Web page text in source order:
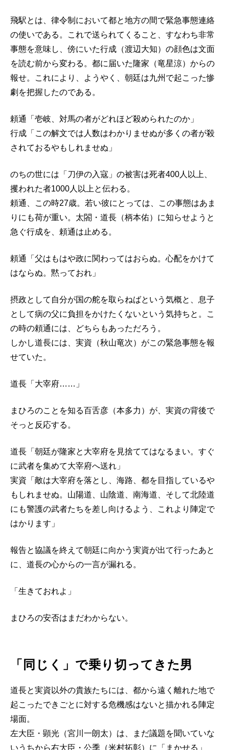
飛駅とは、律令制において都と地方の間で緊急事態連絡
の使いである。これで送られてくること、すなわち非常
事態を意味し、傍にいた行成（渡辺大知）の顔色は文面
を読む前から変わる。都に届いた隆家（竜星涼）からの
報せ。これにより、ようやく、朝廷は九州で起こった惨
劇を把握したのである。
頼通「壱岐、対馬の者がどれほど殺められたのか」
行成「この解文では人数はわかりませぬが多くの者が殺
されておるやもしれませぬ」
のちの世には「刀伊の入寇」の被害は死者400人以上、
攫われた者1000人以上と伝わる。
頼通、この時27歳。若い彼にとっては、この事態はあま
りにも荷が重い。太閤・道長（柄本佑）に知らせようと
急ぐ行成を、頼通は止める。
頼通「父はもはや政に関わってはおらぬ。心配をかけて
はならぬ。黙っておれ」
摂政として自分が国の舵を取らねばという気概と、息子
として病の父に負担をかけたくないという気持ちと。こ
の時の頼通には、どちらもあっただろう。
しかし道長には、実資（秋山竜次）がこの緊急事態を報
せていた。
道長「大宰府……」
まひろのことを知る百舌彦（本多力）が、実資の背後で
そっと反応する。
道長「朝廷が隆家と大宰府を見捨ててはなるまい。すぐ
に武者を集めて大宰府へ送れ」
実資「敵は大宰府を落とし、海路、都を目指しているや
もしれませぬ。山陽道、山陰道、南海道、そして北陸道
にも警護の武者たちを差し向けるよう、これより陣定で
はかります」
報告と協議を終えて朝廷に向かう実資が出て行ったあと
に、道長の心からの一言が漏れる。
「生きておれよ」
まひろの安否はまだわからない。
「同じく」で乗り切ってきた男
道長と実資以外の貴族たちには、都から遠く離れた地で
起こったできごとに対する危機感はないと描かれる陣定
場面。
左大臣・顕光（宮川一朗太）は、まだ議題を聞いていな
いうちから右大臣・公季（米村拓彰）に「まかせる」